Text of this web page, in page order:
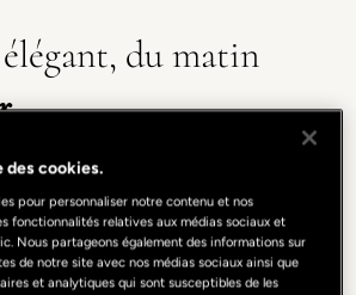
du matin
par le chef exécutif Claudio Mengoni
(1 étoile au Michelin), évolue au fil
des plats ancrés dans la tradition
ouverts à des influences
côtés de classiques simples et
des cookies.
pour personnaliser notre contenu et nos
fonctionnalités relatives aux médias sociaux et
Nous partageons également des informations sur
de notre site avec nos médias sociaux ainsi que
et analytiques qui sont susceptibles de les